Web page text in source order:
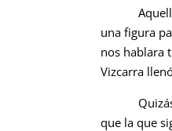
Aquello
una figura
nos hablara
Vizcarra
Quizás
que la que